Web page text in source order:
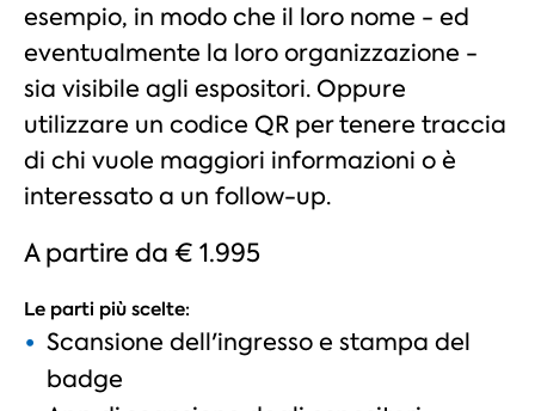
esempio, in modo che il loro nome - ed
eventualmente la loro organizzazione -
sia visibile agli espositori. Oppure
utilizzare un codice QR per tenere traccia
di chi vuole maggiori informazioni o è
interessato a un follow-up.
A partire da € 1.995
Le parti più scelte:
Scansione dell'ingresso e stampa del
badge